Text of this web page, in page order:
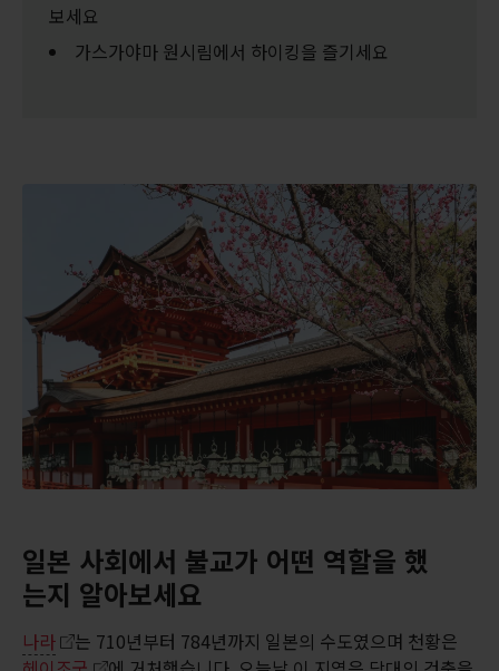
보세요
가스가야마 원시림에서 하이킹을 즐기세요
일본 사회에서 불교가 어떤 역할을 했
는지 알아보세요
나라
는 710년부터 784년까지 일본의 수도였으며 천황은